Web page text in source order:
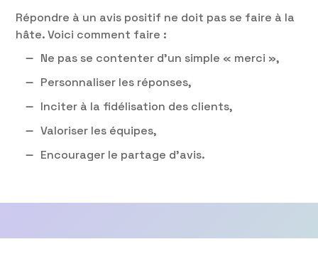
Répondre à un avis positif ne doit pas se faire à la
hâte. Voici comment faire :
Ne pas se contenter d’un simple « merci »,
Personnaliser les réponses,
Inciter à la fidélisation des clients,
Valoriser les équipes,
Encourager le partage d’avis.